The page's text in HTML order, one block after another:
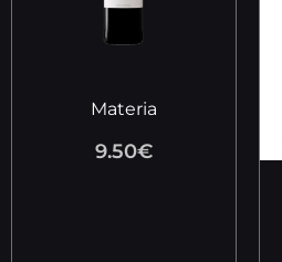
Materia
9.50€